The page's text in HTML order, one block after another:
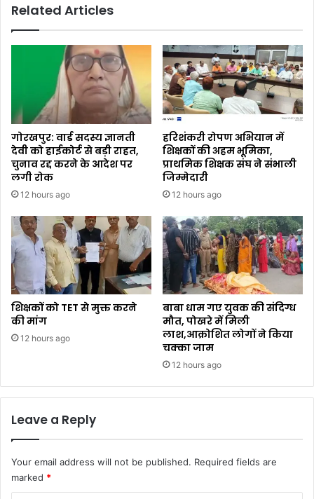
Related Articles
गोरखपुर: वार्ड सदस्य ज्ञानती
देवी को हाईकोर्ट से बड़ी राहत,
चुनाव रद्द करने के आदेश पर
लगी रोक
12 hours ago
हरिशंकरी रोपण अभियान में
शिक्षकों की अहम भूमिका,
प्राथमिक शिक्षक संघ ने संभाली
जिम्मेदारी
12 hours ago
शिक्षकों को TET से मुक्त करने
की मांग
12 hours ago
बाबा धाम गए युवक की संदिग्ध
मौत, पोखरे में मिली
लाश,आक्रोशित लोगों ने किया
चक्का जाम
12 hours ago
Leave a Reply
Your email address will not be published. Required fields are
marked *